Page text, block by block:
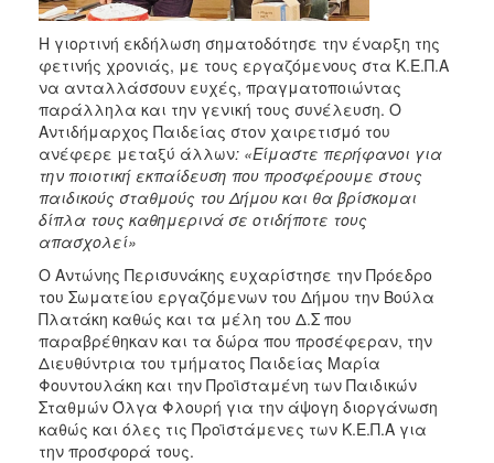
Η γιορτινή εκδήλωση σηματοδότησε την έναρξη της
φετινής χρονιάς, με τους εργαζόμενους στα Κ.Ε.Π.Α
να ανταλλάσσουν ευχές, πραγματοποιώντας
παράλληλα και την γενική τους συνέλευση. Ο
Αντιδήμαρχος Παιδείας στον χαιρετισμό του
ανέφερε μεταξύ άλλων: «Είμαστε περήφανοι για
την ποιοτική εκπαίδευση που προσφέρουμε στους
παιδικούς σταθμούς του Δήμου και θα βρίσκομαι
δίπλα τους καθημερινά σε οτιδήποτε τους
απασχολεί»
Ο Αντώνης Περισυνάκης ευχαρίστησε την Πρόεδρο
του Σωματείου εργαζόμενων του Δήμου την Βούλα
Πλατάκη καθώς και τα μέλη του Δ.Σ που
παραβρέθηκαν και τα δώρα που προσέφεραν, την
Διευθύντρια του τμήματος Παιδείας Μαρία
Φουντουλάκη και την Προϊσταμένη των Παιδικών
Σταθμών Όλγα Φλουρή για την άψογη διοργάνωση
καθώς και όλες τις Προϊστάμενες των Κ.Ε.Π.Α για
την προσφορά τους.